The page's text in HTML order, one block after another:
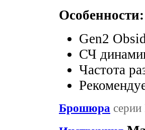
Особенности:
Gen2
СЧ
Частота
Брошюра серии